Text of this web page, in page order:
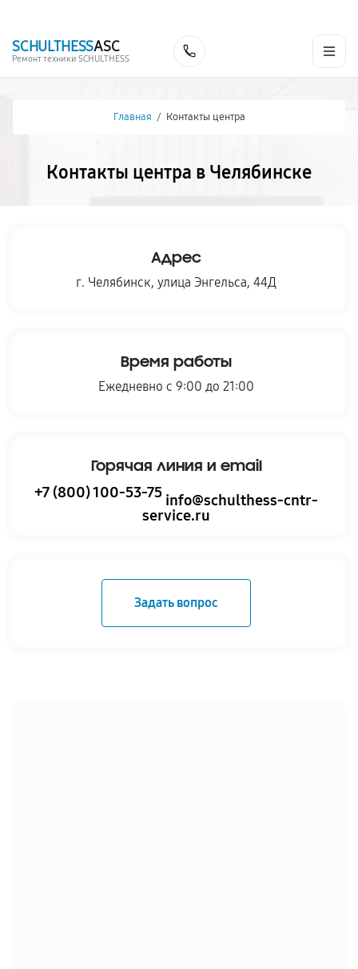
SCHULTHESSASC
Ремонт техники SCHULTHESS
Главная / Контакты центра
Контакты центра в Челябинске
Адрес
г. Челябинск, улица Энгельса, 44Д
Время работы
Ежедневно с 9:00 до 21:00
Горячая линия и email
+7 (800) 100-53-75 info@schulthess-cntr-
service.ru
Задать вопрос